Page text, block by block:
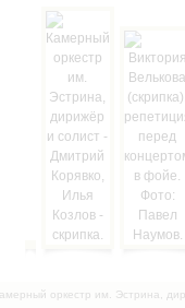
оркестр им. Эстрина,